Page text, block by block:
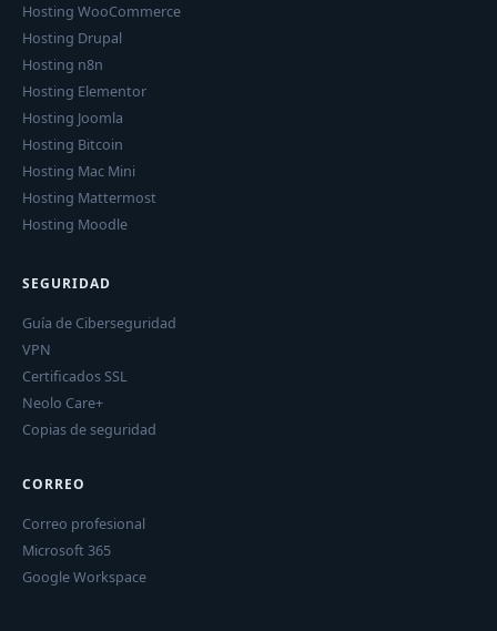
Hosting WooCommerce
Hosting Drupal
Hosting n8n
Hosting Elementor
Hosting Joomla
Hosting Bitcoin
Hosting Mac Mini
Hosting Mattermost
Hosting Moodle
SEGURIDAD
Guía de Ciberseguridad
VPN
Certificados SSL
Neolo Care+
Copias de seguridad
CORREO
Correo profesional
Microsoft 365
Google Workspace